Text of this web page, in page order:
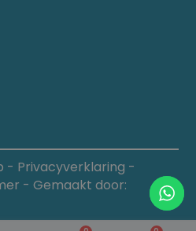
- Privacyverklaring -
- Gemaakt door: